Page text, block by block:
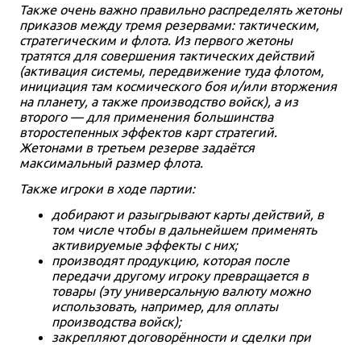
Также очень важно правильно распределять жетоны
приказов между тремя резервами: тактическим,
стратегическим и флота. Из первого жетоны
тратятся для совершения тактических действий
(активация системы, передвижение туда флотом,
инициация там космического боя и/или вторжения
на планету, а также производство войск), а из
второго — для применения большинства
второстепенных эффектов карт стратегий.
Жетонами в третьем резерве задаётся
максимальный размер флота.
Также игроки в ходе партии:
добирают и разыгрывают карты действий, в
том числе чтобы в дальнейшем применять
активируемые эффекты с них;
производят продукцию, которая после
передачи другому игроку превращается в
товары (эту универсальную валюту можно
использовать, например, для оплаты
производства войск);
закрепляют договорённости и сделки при